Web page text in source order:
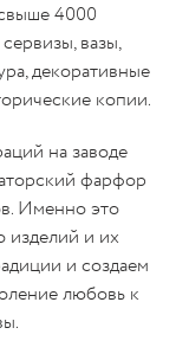
4000
вазы,
декоративные
копии.
на заводе
фарфор
Именно это
изделий и их
и создаем
любовь к